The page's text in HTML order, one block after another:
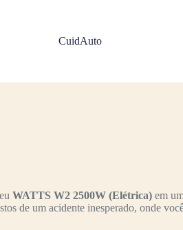
CuidAuto
WATTS W2 2500W (Elétrica) em
de um acidente inesperado, onde